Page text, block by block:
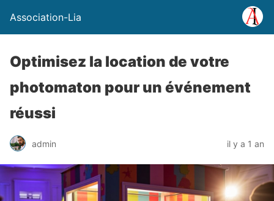
Association-Lia
Optimisez la location de votre
photomaton pour un événement
réussi
admin il y a 1 an